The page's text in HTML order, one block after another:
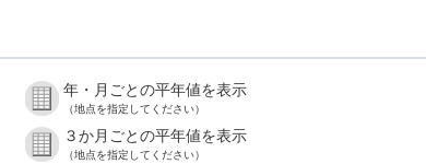
年・月ごとの平年値を表示
（地点を指定してください）
３か月ごとの平年値を表示
（地点を指定してください）